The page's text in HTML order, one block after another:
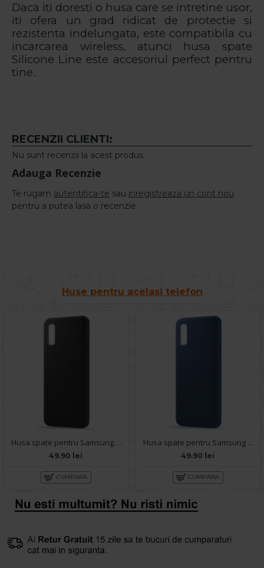
Daca iti doresti o husa care se intretine usor,
iti ofera un grad ridicat de protectie si
rezistenta indelungata, este compatibila cu
incarcarea wireless, atunci husa spate
Silicone Line este accesoriul perfect pentru
tine.
RECENZII CLIENTI:
Nu sunt recenzii la acest produs.
Adauga Recenzie
Te rugam autentifica-te sau inregistreaza un cont nou
pentru a putea lasa o recenzie
Huse pentru acelasi telefon
Husa spate pentru Samsung A01 - Silicon Line Negru
49.90 lei
CUMPARA
Husa spate pentru Samsung A01 - Silicon Line Albastru
49.90 lei
CUMPARA